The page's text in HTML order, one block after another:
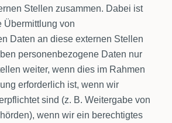
Stellen zusammen. Dabei ist
Übermittlung von
Daten an diese externen Stellen
personenbezogene Daten nur
weiter, wenn dies im Rahmen
erforderlich ist, wenn wir
sind (z. B. Weitergabe von
wenn wir ein berechtigtes